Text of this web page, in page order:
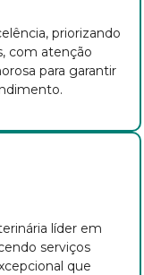
priorizando
com atenção
para garantir
líder em
serviços
que